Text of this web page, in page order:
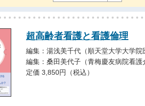
超高齢者看護と看護倫理
編集：湯浅美千代（順天堂大学大学
編集：桑田美代子（青梅慶友病院看護
定価 3,850円（税込）